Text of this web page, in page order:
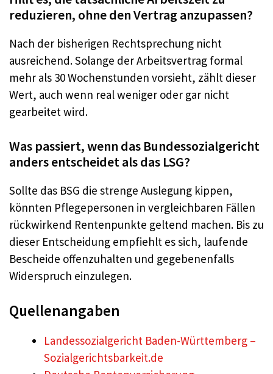
reduzieren, ohne den Vertrag anzupassen?
Nach der bisherigen Rechtsprechung nicht
ausreichend. Solange der Arbeitsvertrag formal
mehr als 30 Wochenstunden vorsieht, zählt dieser
Wert, auch wenn real weniger oder gar nicht
gearbeitet wird.
Was passiert, wenn das Bundessozialgericht
anders entscheidet als das LSG?
Sollte das BSG die strenge Auslegung kippen,
könnten Pflegepersonen in vergleichbaren Fällen
rückwirkend Rentenpunkte geltend machen. Bis zu
dieser Entscheidung empfiehlt es sich, laufende
Bescheide offenzuhalten und gegebenenfalls
Widerspruch einzulegen.
Quellenangaben
Landessozialgericht Baden-Württemberg –
Sozialgerichtsbarkeit.de